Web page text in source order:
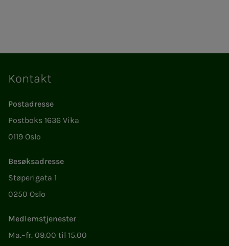
Kontakt
Postadresse
Postboks 1636 Vika
0119 Oslo
Besøksadresse
Støperigata 1
0250 Oslo
Medlemstjenester
Ma.–fr. 09.00 til 15.00